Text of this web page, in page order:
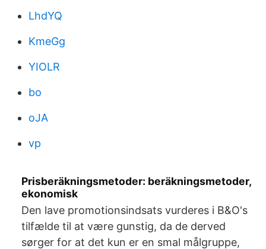
LhdYQ
KmeGg
YIOLR
bo
oJA
vp
Prisberäkningsmetoder: beräkningsmetoder,
ekonomisk
Den lave promotionsindsats vurderes i B&O's
tilfælde til at være gunstig, da de derved
sørger for at det kun er en smal målgruppe,